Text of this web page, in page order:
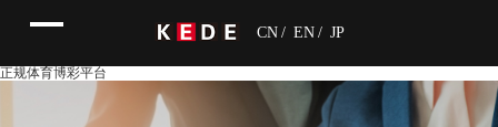
正规体育博彩平台
CN / EN / JP